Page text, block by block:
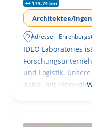
173.79 km
Architekten/
Adresse:
IDEO Laboratories
und Logistik.
dabei, mit